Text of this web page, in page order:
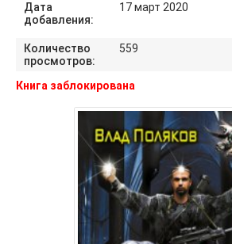
Дата
добавления:
17 март 2020
Количество
просмотров:
559
Книга заблокирована